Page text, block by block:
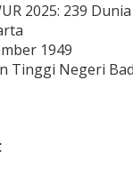
2025: 239 Dunia
1949
Tinggi Negeri